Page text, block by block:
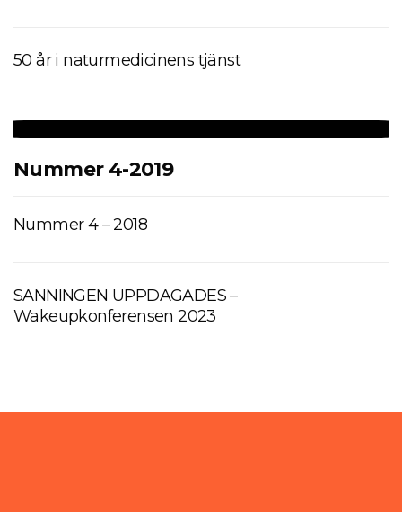
50 år i naturmedicinens tjänst
Nummer 4-2019
Nummer 4 – 2018
SANNINGEN UPPDAGADES –
Wakeupkonferensen 2023